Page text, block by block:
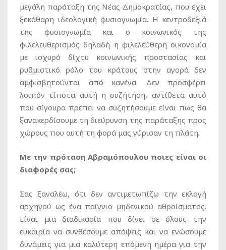
μεγάλη παράταξη της Νέας Δημοκρατίας, που έχει
ξεκάθαρη ιδεολογική φυσιογνωμία. Η κεντροδεξιά
της φυσιογνωμία και ο κοινωνικός της
φιλελευθερισμός δηλαδή η φιλελεύθερη οικονομία
με ισχυρό δίχτυ κοινωνικής προστασίας και
ρυθμιστικό ρόλο του κράτους στην αγορά δεν
αμφισβητoύνται από κανένα. Δεν προσφέρει
λοιπόν τίποτα αυτή η συζήτηση, αντίθετα αυτό
που σίγουρα πρέπει να συζητήσουμε είναι πως θα
ξανακερδίσουμε τη διεύρυνση της παράταξης προς
χώρους που αυτή τη φορά μας γύρισαν τη πλάτη.
Με την πρόταση Αβραμόπουλου ποιες είναι οι
διαφορές σας;
Σας ξαναλέω, ότι δεν αντιμετωπίζω την εκλογή
αρχηγού ως ένα παίγνιο μηδενικού αθροίσματος.
Είναι μια διαδικασία που δίνει σε όλους την
ευκαιρία να συνθέσουμε απόψεις και να ενώσουμε
δυνάμεις για μια καλύτερη επόμενη ημέρα για την